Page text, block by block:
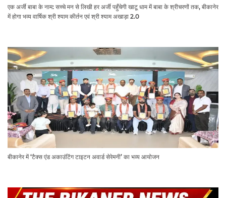
एक अर्जी बाबा के नाम: सच्चे मन से लिखी हर अर्जी पहुँचेगी खाटू धाम में बाबा के श्रीचरणों तक, बीकानेर
में होगा भव्य वार्षिक श्री श्याम कीर्तन एवं श्री श्याम अखाड़ा 2.0
बीकानेर में ‘टैक्स एंड अकाउंटिंग टाइटन अवार्ड सेरेमनी’ का भव्य आयोजन